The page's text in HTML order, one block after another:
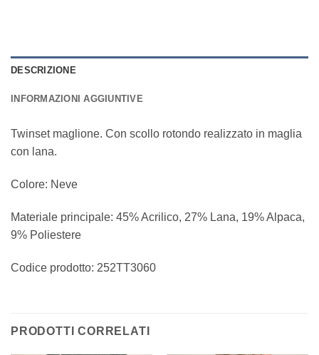
DESCRIZIONE
INFORMAZIONI AGGIUNTIVE
Twinset maglione. Con scollo rotondo realizzato in maglia
con lana.
Colore: Neve
Materiale principale: 45% Acrilico, 27% Lana, 19% Alpaca,
9% Poliestere
Codice prodotto: 252TT3060
PRODOTTI CORRELATI